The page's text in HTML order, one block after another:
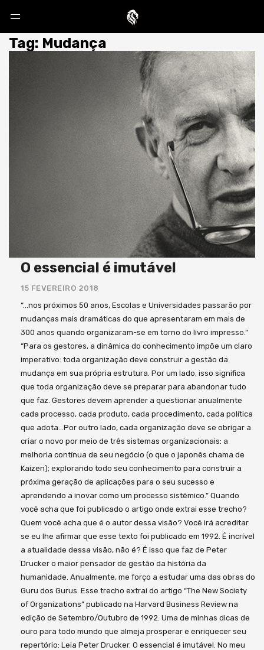
Tag: Mudança
O essencial é imutável
15 FEVEREIRO 2018
“…nos próximos 50 anos, Escolas e Universidades passarão por
mudanças mais dramáticas do que apresentaram em mais de
300 anos quando organizaram-se em torno do livro impresso.”
“Para os gestores, a dinâmica do conhecimento impõe um claro
imperativo: toda organização deve construir a gestão da
mudança em sua própria estrutura. Por um lado, isso significa
que toda organização deve se preparar para abandonar tudo
que faz. Gestores devem aprender a questionar anualmente
cada processo, cada produto, cada procedimento, cada política
que adota…Por outro lado, cada organização deve se obrigar a
criar o novo por meio de três sistemas organizacionais: a
melhoria contínua de seu negócio (o que o japonês chama de
Kaizen); explorando todo seu conhecimento para construir a
próxima geração de aplicações para o seu sucesso e
aprendendo a inovar como um processo sistêmico.” Quando
você acha que foi publicado o artigo onde extrai esse trecho?
Quem você acha que é o autor dessa visão? Você irá acreditar
se eu lhe afirmar que esse texto foi publicado em 1992. É incrível
a atualidade dessa visão, não é? É isso que faz de Peter
Drucker o maior pensador de gestão da história da
humanidade. Anualmente, me forço a estudar uma das obras do
Guru dos Gurus. Esse trecho extrai do artigo “The New Society
of Organizations” publicado na Harvard Business Review na
edição de Setembro/Outubro de 1992. Uma de minhas dicas de
ouro para todo mundo que almeja prosperar e enriquecer seu
repertório: Leia Peter Drucker. O essencial é imutável. No meu